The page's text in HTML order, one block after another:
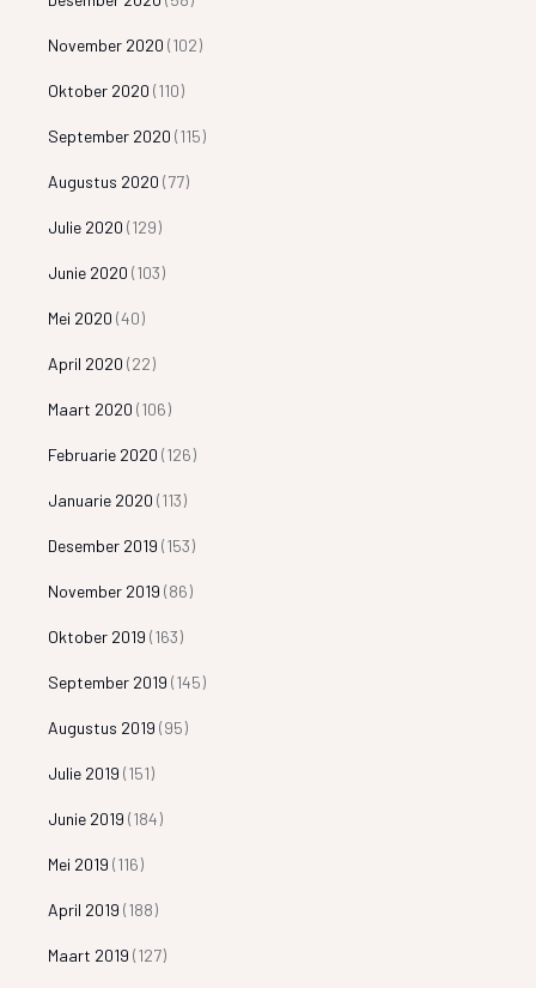
November 2020 (102)
Oktober 2020 (110)
September 2020 (115)
Augustus 2020 (77)
Julie 2020 (129)
Junie 2020 (103)
Mei 2020 (40)
April 2020 (22)
Maart 2020 (106)
Februarie 2020 (126)
Januarie 2020 (113)
Desember 2019 (153)
November 2019 (86)
Oktober 2019 (163)
September 2019 (145)
Augustus 2019 (95)
Julie 2019 (151)
Junie 2019 (184)
Mei 2019 (116)
April 2019 (188)
Maart 2019 (127)